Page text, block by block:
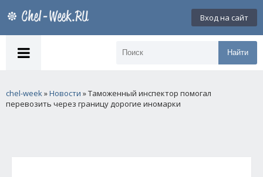
Вход на сайт
Найти
chel-week»Новости » Таможенный инспектор помогал
перевозить через границу дорогие иномарки